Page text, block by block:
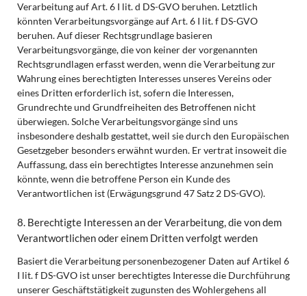
Verarbeitung auf Art. 6 I lit. d DS-GVO beruhen. Letztlich
könnten Verarbeitungsvorgänge auf Art. 6 I lit. f DS-GVO
beruhen. Auf dieser Rechtsgrundlage basieren
Verarbeitungsvorgänge, die von keiner der vorgenannten
Rechtsgrundlagen erfasst werden, wenn die Verarbeitung zur
Wahrung eines berechtigten Interesses unseres Vereins oder
eines Dritten erforderlich ist, sofern die Interessen,
Grundrechte und Grundfreiheiten des Betroffenen nicht
überwiegen. Solche Verarbeitungsvorgänge sind uns
insbesondere deshalb gestattet, weil sie durch den Europäischen
Gesetzgeber besonders erwähnt wurden. Er vertrat insoweit die
Auffassung, dass ein berechtigtes Interesse anzunehmen sein
könnte, wenn die betroffene Person ein Kunde des
Verantwortlichen ist (Erwägungsgrund 47 Satz 2 DS-GVO).
8. Berechtigte Interessen an der Verarbeitung, die von dem
Verantwortlichen oder einem Dritten verfolgt werden
Basiert die Verarbeitung personenbezogener Daten auf Artikel 6
I lit. f DS-GVO ist unser berechtigtes Interesse die Durchführung
unserer Geschäftstätigkeit zugunsten des Wohlergehens all